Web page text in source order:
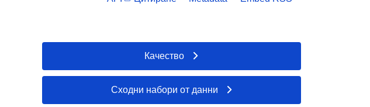
Качество
Сходни набори от данни